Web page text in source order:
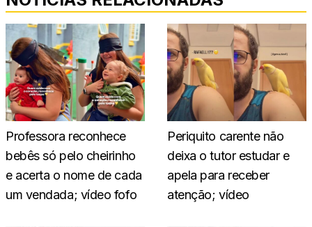
Professora reconhece
bebês só pelo cheirinho
e acerta o nome de cada
um vendada; vídeo fofo
Periquito carente não
deixa o tutor estudar e
apela para receber
atenção; vídeo